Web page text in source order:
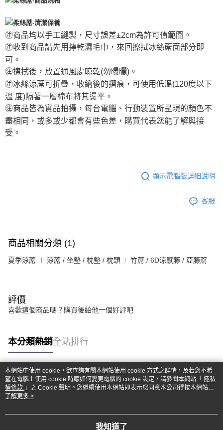
㊟商品均以手工縫製，尺寸誤差±2cm為許可值範圍。
㊟收到商品請先用擰乾濕毛巾，來回擦拭冰絲蓆面部分即
可。
㊟擦拭後，放置通風處晾乾(勿曝曬)。
㊟冰絲涼蓆可折疊，收納後的摺痕，可使用低溫(120度以下
溫 度)隔著一層棉布將其燙平。
㊟商品皆為實品拍攝，每台電腦、行動裝置所呈現的顏色不
盡相同，或多或少都會有些色差，購買代表您能了解與接
受。
顯示電腦版詳細說明
客服
商品相關分類 (1)
夏季涼蓆 ∣ 涼蓆 / 坐墊 / 枕墊 / 枕頭 竹蓆 / 6D涼感藤 / 亞藤蓆
評價
喜歡這個商品嗎？購買後給他一個好評吧
本分類熱銷全站排行
熱門標籤
本網站中使用 cookie，欲查詢有關本網站使用 cookie 方式之詳情，及若您不希
望在電腦上使用 cookie 時應如何變更電腦的 cookie 設定，請參閱本網站「 隱私
權條款 」之 Cookie 聲明。您繼續使用本網站即表示您同意本公司得按本網站使
用條款之 Cookie 聲明使用 cookie。
了解更多 >
我知道了